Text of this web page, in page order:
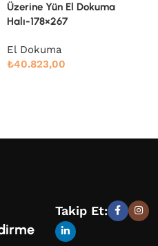
El Dokuma
₺59.731,00
Devamını oku
Takip Et: